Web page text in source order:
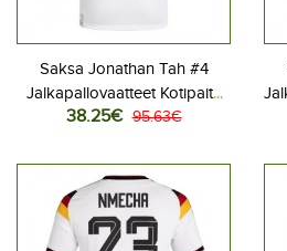
Saksa Jonathan Tah #4
Jalkapallovaatteet Kotipaita
MM-kisat 2026 Lyhythihainen
38.25€ 95.63€